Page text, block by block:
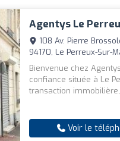
Agentys Le
108 Av. Pierre
94170, Le Perreux-Sur-
Bienvenue chez
confiance située à Le
transaction
Voir le